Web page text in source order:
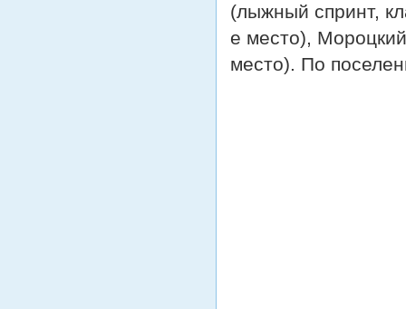
(лыжный спринт,
е место),
место). По